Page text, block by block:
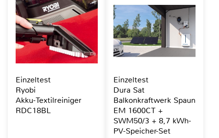
Einzeltest
Ryobi
Akku-Textilreiniger
RDC18BL
Einzeltest
Dura Sat
Balkonkraftwerk Spaun
EM 1600CT +
SWM50/3 + 8,7 kWh-
PV-Speicher-Set